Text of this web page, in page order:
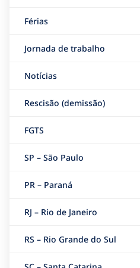
Férias
Jornada de trabalho
Notícias
Rescisão (demissão)
FGTS
SP – São Paulo
PR – Paraná
RJ – Rio de Janeiro
RS – Rio Grande do Sul